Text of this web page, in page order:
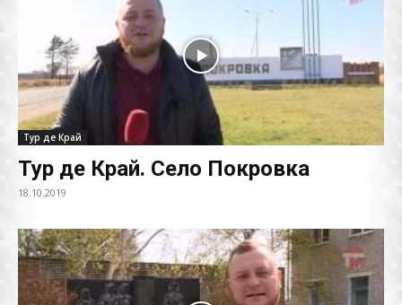
Тур де Край
Тур де Край. Село Покровка
18.10.2019